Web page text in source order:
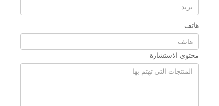
هاتف
محتوى الاستشارة